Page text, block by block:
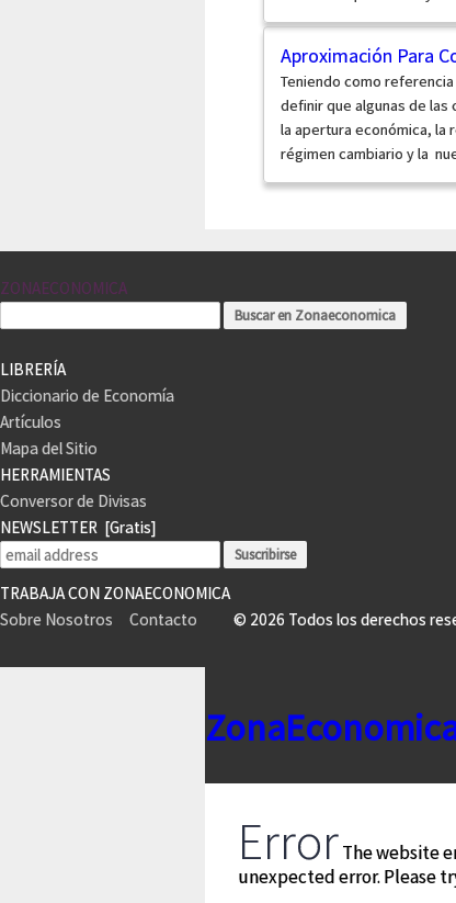
Aproximación Para
Teniendo como
definir que algunas de
la apertura económica, la
régimen cambiario y la
ZONAECONOMICA
LIBRERÍA
Diccionario de Economía
Artículos
Mapa del Sitio
HERRAMIENTAS
Conversor de Divisas
NEWSLETTER [Gratis]
TRABAJA CON ZONAECONOMICA
Sobre Nosotros
Contacto © 2026 Todos los derechos
ErrorThe website
unexpected error. Please